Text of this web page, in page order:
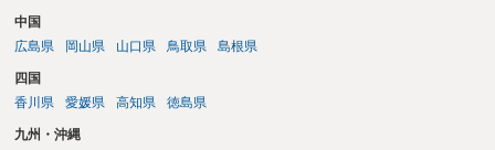
中国
広島県
岡山県 山口県 鳥取県 島根県
四国
香川県
愛媛県 高知県 徳島県
九州・沖縄